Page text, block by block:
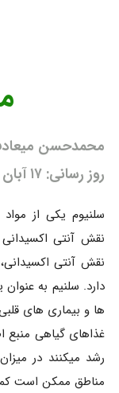
محمدحسن
روز رسانی: ۱۷ آبان ۱۴۰۲
سلنیوم یکی از
نقش آنتی
نقش آنتی
دارد. سلنیم به
ها و بیماری های
غذاهای گیاهی
رشد میکنند در
مناطق ممکن است